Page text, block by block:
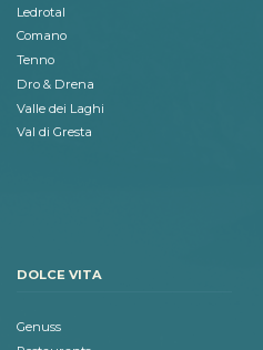
Ledrotal
Comano
Tenno
Dro & Drena
Valle dei Laghi
Val di Gresta
DOLCE VITA
Genuss